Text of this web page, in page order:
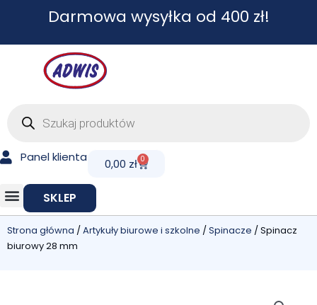
Darmowa wysyłka od 400 zł!
Panel klienta 0,00 zł 0
Cart
SKLEP
Strona główna /Artykuły biurowe i szkolne /Spinacze / Spinacz
biurowy 28 mm